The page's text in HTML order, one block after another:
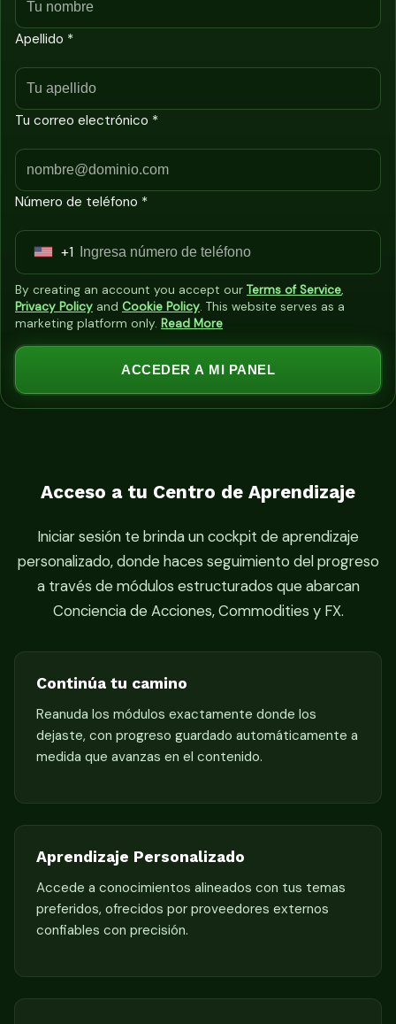
Apellido *
Tu correo electrónico *
Número de teléfono *
U
n
i
t
e
+
1
+1
By creating an account you accept our Terms of Service,
Privacy Policy and Cookie Policy. This website serves as a
marketing platform only. Read More
ACCEDER A MI PANEL
Acceso a tu Centro de Aprendizaje
Iniciar sesión te brinda un cockpit de aprendizaje
personalizado, donde haces seguimiento del progreso
a través de módulos estructurados que abarcan
Conciencia de Acciones, Commodities y FX.
Continúa tu camino
Reanuda los módulos exactamente donde los
dejaste, con progreso guardado automáticamente a
medida que avanzas en el contenido.
Aprendizaje Personalizado
Accede a conocimientos alineados con tus temas
preferidos, ofrecidos por proveedores externos
confiables con precisión.